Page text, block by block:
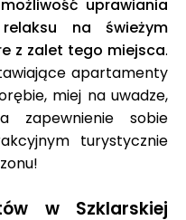
uprawiania
na świeżym
z zalet tego miejsca.
apartamenty
miej na uwadze,
sobie
turystycznie
w Szklarskiej